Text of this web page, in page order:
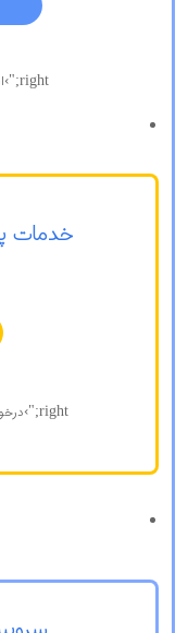
right;">انجام امور مربوط بازیابی سایت
خدمات
right;">درخواست تغییر ظاهری وبسایت 1 مرتبه